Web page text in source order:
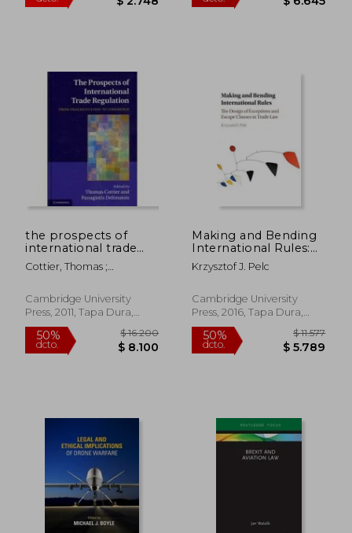
$ 7.073
40%
dcto.
the prospects of
international trade
regulation,from
fragmentation to
Cottier, Thomas ;
Cambridge University
Press, 2011, Tapa Dura,
Nuevo
Making and Bending
International Rules:
The Design of
Exceptions and
Trade law (en Inglés)
Krzysztof J. Pelc
Cambridge University
Press, 2016, Tapa Dura,
Nuevo